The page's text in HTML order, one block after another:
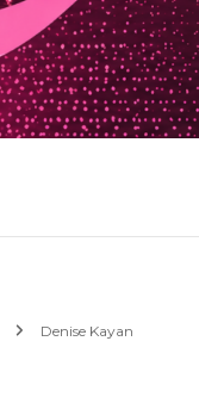
Denise Kayan